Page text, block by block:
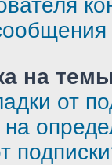
на
от
на